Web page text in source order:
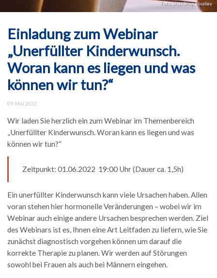
Foto: StockSnap,Pixabay
Einladung zum Webinar
„Unerfüllter Kinderwunsch.
Woran kann es liegen und was
können wir tun?“
09. Mai 2022
Wir laden Sie herzlich ein zum Webinar im Themenbereich
„Unerfüllter Kinderwunsch. Woran kann es liegen und was
können wir tun?“
Zeitpunkt: 01.06.2022 19:00 Uhr (Dauer ca. 1,5h)
Ein unerfüllter Kinderwunsch kann viele Ursachen haben. Allen
voran stehen hier hormonelle Veränderungen – wobei wir im
Webinar auch einige andere Ursachen besprechen werden. Ziel
des Webinars ist es, Ihnen eine Art Leitfaden zu liefern, wie Sie
zunächst diagnostisch vorgehen können um darauf die
korrekte Therapie zu planen. Wir werden auf Störungen
sowohl bei Frauen als auch bei Männern eingehen.